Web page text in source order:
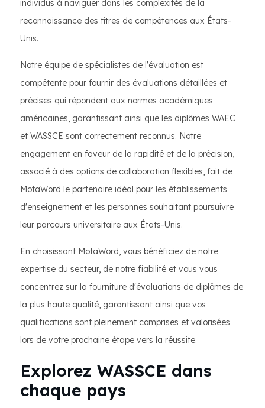
individus à naviguer dans les complexités de la
reconnaissance des titres de compétences aux États-
Unis.
Notre équipe de spécialistes de l'évaluation est
compétente pour fournir des évaluations détaillées et
précises qui répondent aux normes académiques
américaines, garantissant ainsi que les diplômes WAEC
et WASSCE sont correctement reconnus. Notre
engagement en faveur de la rapidité et de la précision,
associé à des options de collaboration flexibles, fait de
MotaWord le partenaire idéal pour les établissements
d'enseignement et les personnes souhaitant poursuivre
leur parcours universitaire aux États-Unis.
En choisissant MotaWord, vous bénéficiez de notre
expertise du secteur, de notre fiabilité et vous vous
concentrez sur la fourniture d'évaluations de diplômes de
la plus haute qualité, garantissant ainsi que vos
qualifications sont pleinement comprises et valorisées
lors de votre prochaine étape vers la réussite.
Explorez WASSCE dans
chaque pays